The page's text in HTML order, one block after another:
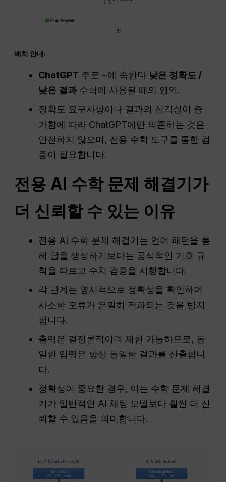
배치 안내:
ChatGPT 주로 ~에 속한다 낮은 정확도 /
낮은 결과 수학에 사용될 때의 영역.
정확도 요구사항이나 결과의 심각성이 증
가함에 따라 ChatGPT에만 의존하는 것은
안전하지 않으며, 전용 수학 도구를 통한 검
증이 필요합니다.
전용 AI 수학 문제 해결기가
더 신뢰할 수 있는 이유
전용 AI 수학 문제 해결기는 언어 패턴을 통
해 답을 생성하기보다는 공식적인 기호 규
칙을 따르고 수치 검증을 시행합니다.
각 단계는 명시적으로 정확성을 확인하여
사소한 오류가 은밀히 전파되는 것을 방지
합니다.
출력은 결정론적이며 재현 가능하므로, 동
일한 입력은 항상 동일한 결과를 산출합니
다.
정확성이 중요한 경우, 이는 수학 문제 해결
기가 일반적인 AI 채팅 모델보다 훨씬 더 신
뢰할 수 있음을 의미합니다.